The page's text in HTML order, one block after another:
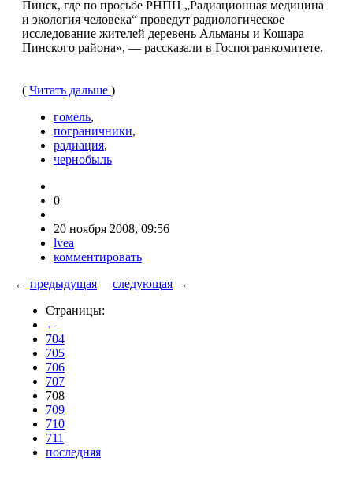
Пинск, где по просьбе РНПЦ „Радиационная медицина
и экология человека“ проведут радиологическое
исследование жителей деревень Альманы и Кошара
Пинского района», — рассказали в Госпогранкомитете.
( Читать дальше )
гомель,
пограничники,
радиация,
чернобыль
0
20 ноября 2008, 09:56
lvea
комментировать
← предыдущая следующая →
Страницы:
←
704
705
706
707
708
709
710
711
последняя